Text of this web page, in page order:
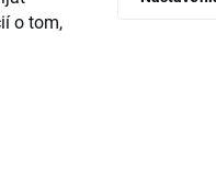
o tom,